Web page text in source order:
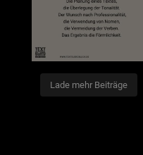
Lade mehr Beiträge